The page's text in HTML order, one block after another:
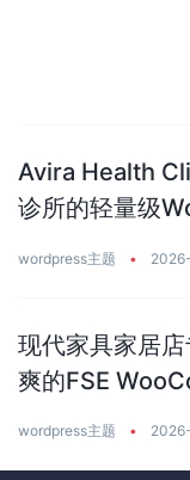
Avira Health
诊所的轻量级
wordpress主题 •
现代家具家居
爽的FSE
wordpress主题 •